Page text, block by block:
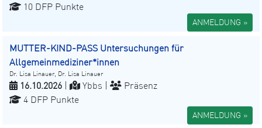
10 DFP Punkte
ANMELDUNG »
MUTTER-KIND-PASS Untersuchungen für
Allgemeinmediziner*innen
Dr. Lisa Linauer, Dr. Lisa Linauer
16.10.2026 Ybbs |
Präsenz
4 DFP Punkte
ANMELDUNG »